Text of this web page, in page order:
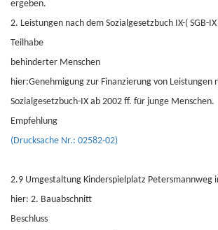
ergeben.
2. Leistungen nach dem Sozialgesetzbuch IX-( SGB-
Teilhabe
behinderter Menschen
hier:Genehmigung zur Finanzierung von Leistungen
Sozialgesetzbuch-IX ab 2002 ff. für junge Menschen.
Empfehlung
(Drucksache Nr.: 02582-02)
2.9 Umgestaltung Kinderspielplatz Petersmannweg
hier: 2. Bauabschnitt
Beschluss